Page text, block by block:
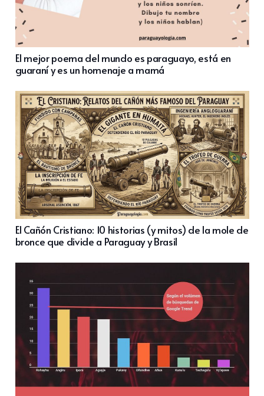
El mejor poema del mundo es paraguayo, está en
guaraní y es un homenaje a mamá
El Cañón Cristiano: 10 historias (y mitos) de la mole de
bronce que divide a Paraguay y Brasil